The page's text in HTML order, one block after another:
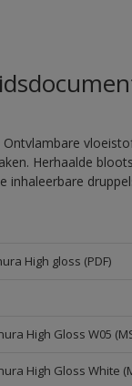
Herhaalde
inhaleerbare
High gloss (PDF)
High Gloss W05
High Gloss White